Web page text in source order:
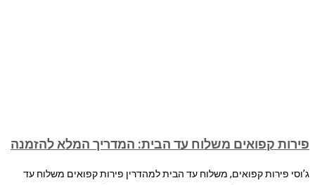
פירות קפואים משלוח עד הבית: המדריך המלא להזמנה
ג’וסי פירות קפואים, משלוח עד הבית למהדרין פירות קפואים משלוח עד